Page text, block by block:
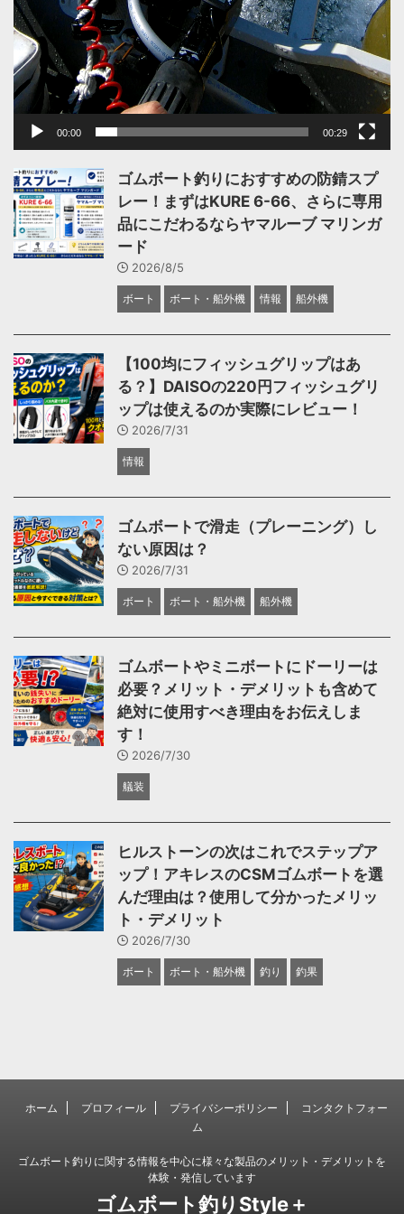
00:00 00:29
ゴムボート釣りにおすすめの防錆スプ
レー！まずはKURE 6-66、さらに専用
品にこだわるならヤマルーブ マリンガ
ード
2026/8/5
ボート ボート・船外機 情報 船外機
【100均にフィッシュグリップはあ
る？】DAISOの220円フィッシュグリ
ップは使えるのか実際にレビュー！
2026/7/31
情報
ゴムボートで滑走（プレーニング）し
ない原因は？
2026/7/31
ボート ボート・船外機 船外機
ゴムボートやミニボートにドーリーは
必要？メリット・デメリットも含めて
絶対に使用すべき理由をお伝えしま
す！
2026/7/30
艤装
ヒルストーンの次はこれでステップア
ップ！アキレスのCSMゴムボートを選
んだ理由は？使用して分かったメリッ
ト・デメリット
2026/7/30
ボート ボート・船外機 釣り 釣果
ホーム プロフィール プライバシーポリシー
コンタクトフォー
ム
ゴムボート釣りに関する情報を中心に様々な製品のメリット・デメリットを
体験・発信しています
ゴムボート釣りStyle＋